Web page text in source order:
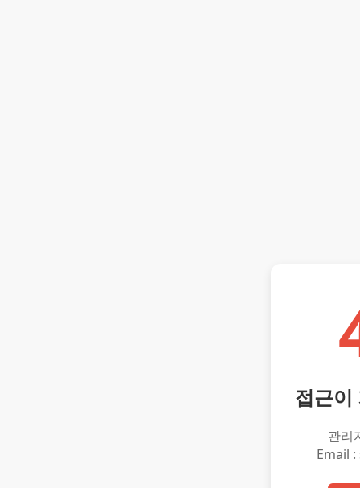
접근이
관리
Email